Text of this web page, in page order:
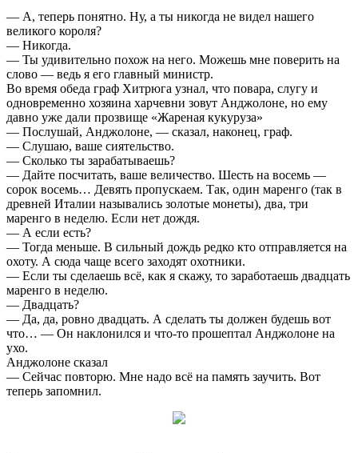
— А, теперь понятно. Ну, а ты никогда не видел нашего
великого короля?
— Никогда.
— Ты удивительно похож на него. Можешь мне поверить на
слово — ведь я его главный министр.
Во время обеда граф Хитрюга узнал, что повара, слугу и
одновременно хозяина харчевни зовут Анджолоне, но ему
давно уже дали прозвище «Жареная кукуруза»
— Послушай, Анджолоне, — сказал, наконец, граф.
— Слушаю, ваше сиятельство.
— Сколько ты зарабатываешь?
— Дайте посчитать, ваше величество. Шесть на восемь —
сорок восемь… Девять пропускаем. Так, один маренго (так в
древней Италии назывались золотые монеты), два, три
маренго в неделю. Если нет дождя.
— А если есть?
— Тогда меньше. В сильный дождь редко кто отправляется на
охоту. А сюда чаще всего заходят охотники.
— Если ты сделаешь всё, как я скажу, то заработаешь двадцать
маренго в неделю.
— Двадцать?
— Да, да, ровно двадцать. А сделать ты должен будешь вот
что… — Он наклонился и что-то прошептал Анджолоне на
ухо.
Анджолоне сказал
— Сейчас повторю. Мне надо всё на память заучить. Вот
теперь запомнил.